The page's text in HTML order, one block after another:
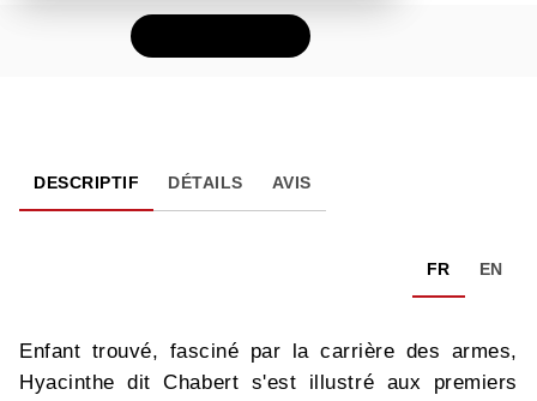
DESCRIPTIF DÉTAILS AVIS
FR EN
Enfant trouvé, fasciné par la carrière des armes,
Hyacinthe dit Chabert s'est illustré aux premiers